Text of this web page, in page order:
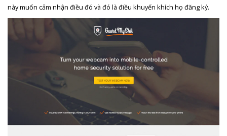
này muốn cảm nhận điều đó và đó là điều khuyến khích họ đăng ký.